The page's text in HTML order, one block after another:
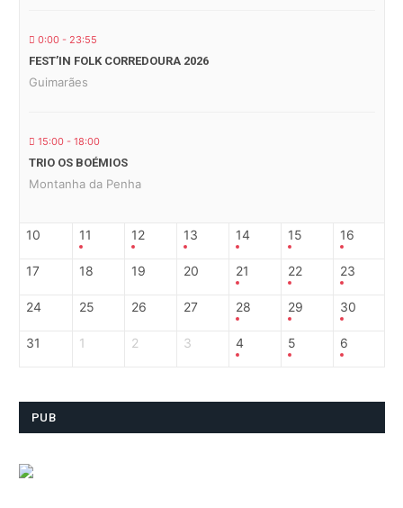
0:00 - 23:55
FEST’IN FOLK CORREDOURA 2026
Guimarães
15:00 - 18:00
TRIO OS BOÉMIOS
Montanha da Penha
10 11 12 13 14 15 16
17 18 19 20 21 22 23
24 25 26 27 28 29 30
31 1 2 3 4 5 6
PUB